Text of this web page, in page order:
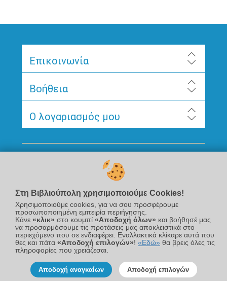
Επικοινωνία
Βοήθεια
Ο λογαριασμός μου
Ακολουθήστε μας
Newsletter
Στη Βιβλιούπολη χρησιμοποιούμε Cookies!
Χρησιμοποιούμε cookies, για να σου προσφέρουμε
προσωποποιημένη εμπειρία περιήγησης.
Κάνε «κλικ» στο κουμπί «Αποδοχή όλων» και βοήθησέ μας
να προσαρμόσουμε τις προτάσεις μας αποκλειστικά στο
περιεχόμενο που σε ενδιαφέρει. Εναλλακτικά κλίκαρε αυτά που
θες και πάτα «Αποδοχή επιλογών»! «Εδώ» θα βρεις όλες τις
πληροφορίες που χρειάζεσαι.
Αποδοχή αναγκαίων Αποδοχή επιλογών